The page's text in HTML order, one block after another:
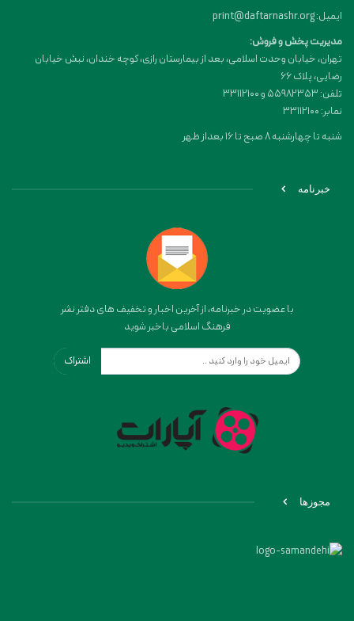
ایمیل: print@daftarnashr.org
مدیریت پخش و فروش:
تهران، خیابان وحدت اسلامی، بعد از بیمارستان رازی، کوچه خندان، نبش خیابان
رضایی، پلاک ۶۶
تلفن: 55982353 و 33112100
نمابر: 33112100
شنبه تا چهارشنبه 8 صبح تا 16 بعداز ظهر
خبرنامه
با عضویت در خبرنامه، از آخرین اخبار و تخفیف های دفتر نشر
فرهنگ اسلامی باخبر شوید
اشتراک
مجوزها